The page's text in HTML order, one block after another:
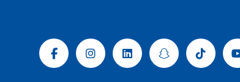
FacebookInstagramLinkedinSnapchatTiktok